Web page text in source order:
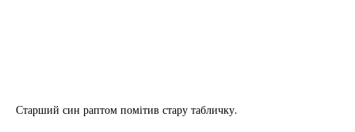
Старший син раптом помітив стару табличку.